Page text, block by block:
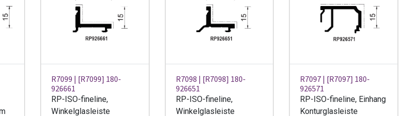
R7099 | [R7099] 180-
926661
RP-ISO-fineline,
Winkelglasleiste
R7098 | [R7098] 180-
926651
RP-ISO-fineline,
Winkelglasleiste
R7097 | [R7097] 180-
926571
RP-ISO-fineline, Einhang
Konturglasleiste